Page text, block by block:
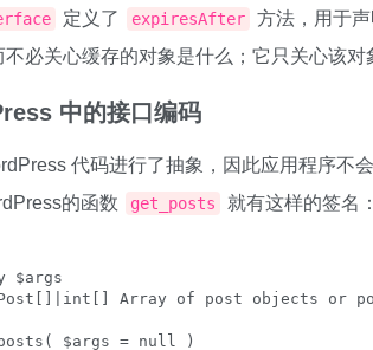
定义了 expiresAfter
方法，用于
必关心缓存的对象是什么；它只关心该对
中的接口编码
代码进行了抽象，因此应用程序不
的函数
get_posts 就有这样的签名：
$args
Array of post objects or